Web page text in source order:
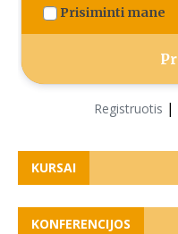
Prisiminti mane
Registruotis |
KURSAI
KONFERENCIJOS